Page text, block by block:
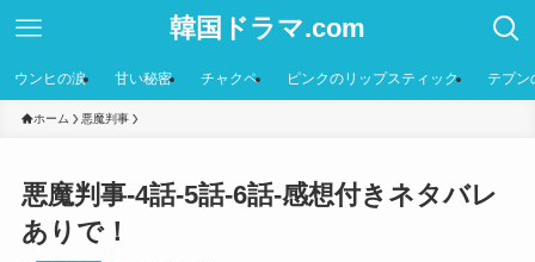
韓国ドラマ.com
ウンヒの涙 甘い秘密 チャクペ ピンクのリップスティック テプン
ホーム 悪魔判事
悪魔判事-4話-5話-6話-感想付きネタバレ
ありで！